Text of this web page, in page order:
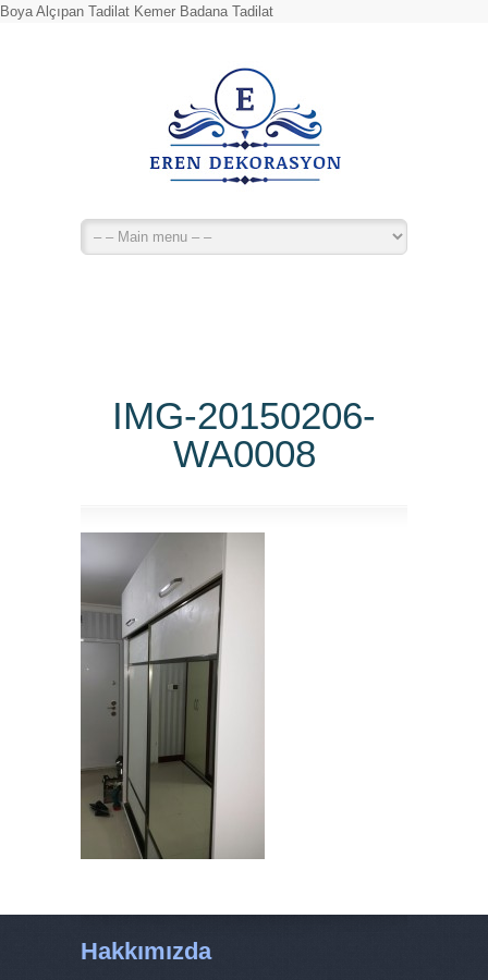
Boya Alçıpan Tadilat Kemer Badana Tadilat
IMG-20150206-
WA0008
Hakkımızda